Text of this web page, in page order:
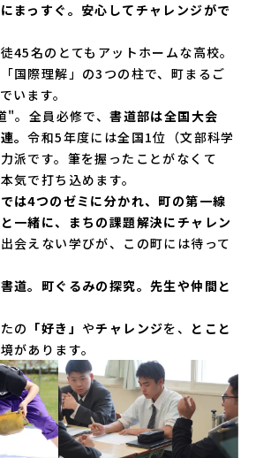
まっすぐ。安心してチャレンジがで
45名のとてもアットホームな高校。
国際理解」の3つの柱で、町まるご
います。
"。全員必修で、書道部は全国大会
。令和5年度には全国1位（文部科学
派です。筆を握ったことがなくて
気で打ち込めます。
は4つのゼミに分かれ、町の第一線
一緒に、まちの課題解決にチャレン
会えない学びが、この町には待って
道。町ぐるみの探究。先生や仲間と
の 「好き」 やチャレンジを、 とこと
があります。